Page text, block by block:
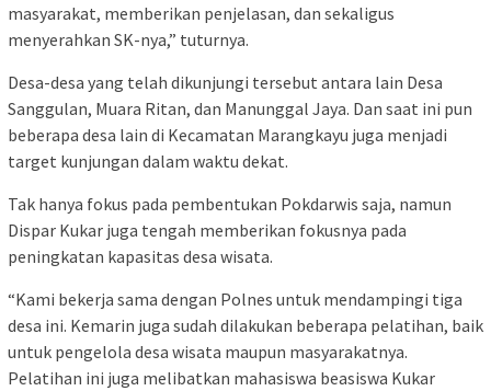
masyarakat, memberikan penjelasan, dan sekaligus
menyerahkan SK-nya,” tuturnya.
Desa-desa yang telah dikunjungi tersebut antara lain Desa
Sanggulan, Muara Ritan, dan Manunggal Jaya. Dan saat ini pun
beberapa desa lain di Kecamatan Marangkayu juga menjadi
target kunjungan dalam waktu dekat.
Tak hanya fokus pada pembentukan Pokdarwis saja, namun
Dispar Kukar juga tengah memberikan fokusnya pada
peningkatan kapasitas desa wisata.
“Kami bekerja sama dengan Polnes untuk mendampingi tiga
desa ini. Kemarin juga sudah dilakukan beberapa pelatihan, baik
untuk pengelola desa wisata maupun masyarakatnya.
Pelatihan ini juga melibatkan mahasiswa beasiswa Kukar